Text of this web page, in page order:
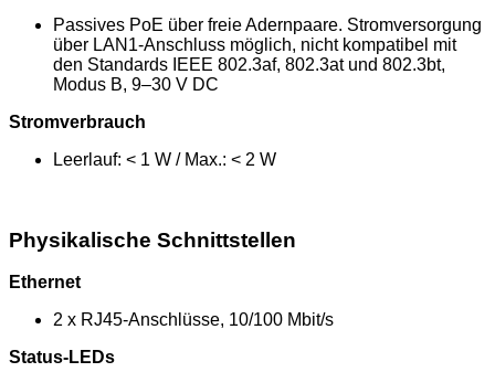
Passives PoE über freie Adernpaare. Stromversorgung
über LAN1-Anschluss möglich, nicht kompatibel mit
den Standards IEEE 802.3af, 802.3at und 802.3bt,
Modus B, 9–30 V DC
Stromverbrauch
Leerlauf: < 1 W / Max.: < 2 W
Physikalische Schnittstellen
Ethernet
2 x RJ45-Anschlüsse, 10/100 Mbit/s
Status-LEDs